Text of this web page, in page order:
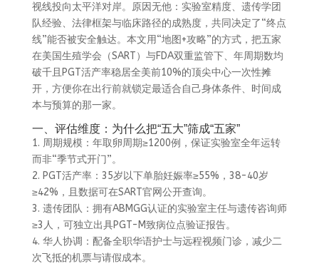
视线投向太平洋对岸。原因无他：实验室精度、遗传学团
队经验、法律框架与临床路径的成熟度，共同决定了“终点
线”能否被安全触达。本文用“地图+攻略”的方式，把五家
在美国生殖学会（SART）与FDA双重监管下、年周期数均
破千且PGT活产率稳居全美前10%的顶尖中心一次性摊
开，方便你在出行前就锁定最适合自己身体条件、时间成
本与预算的那一家。
一、评估维度：为什么把“五大”筛成“五家”
1. 周期规模：年取卵周期≥1200例，保证实验室全年运转
而非“季节式开门”。
2. PGT活产率：35岁以下单胎妊娠率≥55%，38-40岁
≥42%，且数据可在SART官网公开查询。
3. 遗传团队：拥有ABMGG认证的实验室主任与遗传咨询师
≥3人，可独立出具PGT-M致病位点验证报告。
4. 华人协调：配备全职华语护士与远程视频门诊，减少二
次飞抵的机票与请假成本。